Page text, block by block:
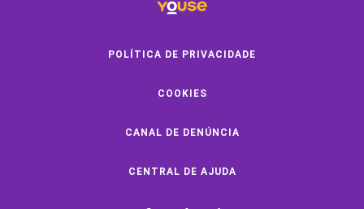
POLÍTICA DE PRIVACIDADE
COOKIES
CANAL DE DENÚNCIA
CENTRAL DE AJUDA